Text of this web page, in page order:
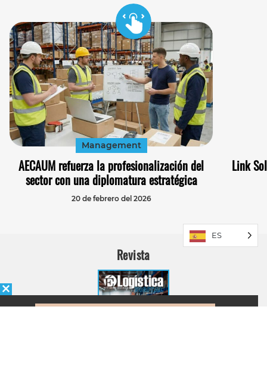
Management
AECAUM refuerza la profesionalización del
sector con una diplomatura estratégica
20 de febrero del 2026
Link
Revista
ES